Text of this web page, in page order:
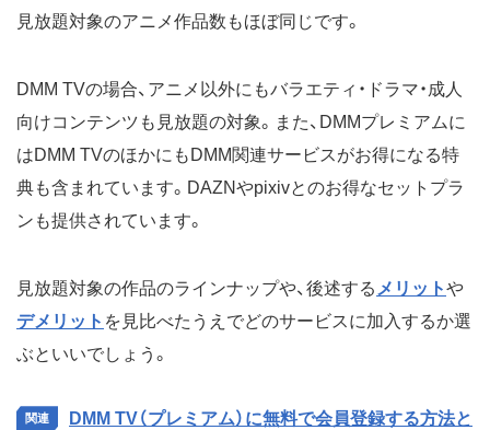
見放題対象のアニメ作品数もほぼ同じです。
DMM TVの場合、アニメ以外にもバラエティ・ドラマ・成人
向けコンテンツも見放題の対象。また、DMMプレミアムに
はDMM TVのほかにもDMM関連サービスがお得になる特
典も含まれています。DAZNやpixivとのお得なセットプラ
ンも提供されています。
見放題対象の作品のラインナップや、後述する メリットや
デメリット を見比べたうえでどのサービスに加入するか選
ぶといいでしょう。
DMM TV（プレミアム）に無料で会員登録する方法と